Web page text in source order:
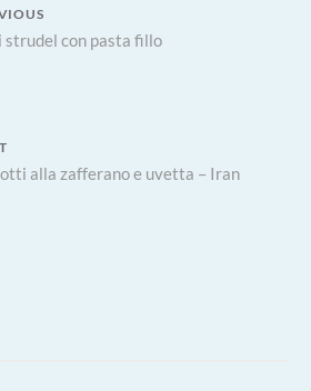
strudel con pasta fillo
alla zafferano e uvetta – Iran